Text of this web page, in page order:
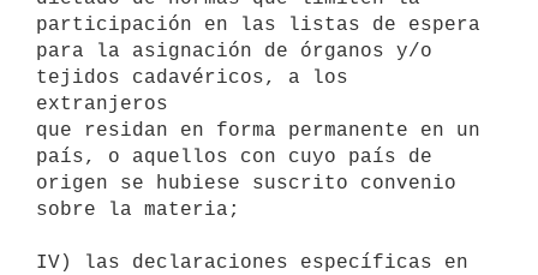
participación en las listas de espera
para la asignación de órganos y/o
tejidos cadavéricos, a los
extranjeros
que residan en forma permanente en un
país, o aquellos con cuyo país de
origen se hubiese suscrito convenio
sobre la materia;
IV) las declaraciones específicas en